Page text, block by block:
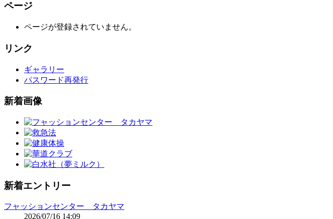
ページ
ページが登録されていません。
リンク
ギャラリー
パスワード再発行
新着画像
新着エントリー
フャッションセンター タカヤマ
2026/07/16 14:09